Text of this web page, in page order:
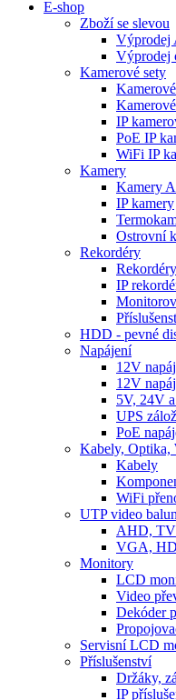
E-shop
Zboží se slevou
Výprodej
Výprodej
Kamerové sety
IP
PoE IP
WiFi IP
Kamery
Kamery
IP kamery
Ostrovní
Rekordéry
IP
HDD - pevné
Napájení
12V
12V
5V, 24V
UPS
PoE
Kabely, Optika,
Kabely
WiFi
UTP video
AHD,
VGA,
Monitory
LCD
Video
Dekóder
Servisní LCD
Příslušenství
Držáky,
IP